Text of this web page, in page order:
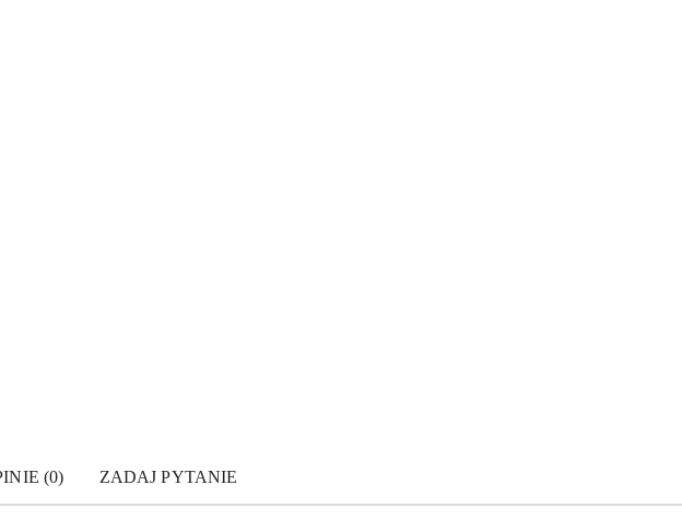
(0) ZADAJ PYTANIE